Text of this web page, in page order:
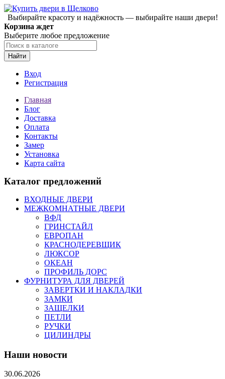
Выбирайте красоту и надёжность — выбирайте наши двери!
Корзина ждет
Выберите любое предложение
Найти
Вход
Регистрация
Главная
Блог
Доставка
Оплата
Контакты
Замер
Установка
Карта сайта
Каталог предложений
ВХОДНЫЕ ДВЕРИ
МЕЖКОМНАТНЫЕ ДВЕРИ
ВФД
ГРИНСТАЙЛ
ЕВРОПАН
КРАСНОДЕРЕВЩИК
ЛЮКСОР
ОКЕАН
ПРОФИЛЬ ДОРС
ФУРНИТУРА ДЛЯ ДВЕРЕЙ
ЗАВЕРТКИ И НАКЛАДКИ
ЗАМКИ
ЗАЩЕЛКИ
ПЕТЛИ
РУЧКИ
ЦИЛИНДРЫ
Наши новости
30.06.2026